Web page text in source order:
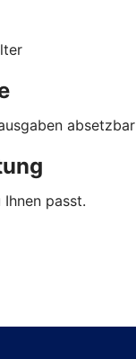
absetzbar
passt.